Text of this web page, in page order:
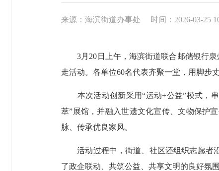
来源：海滨街道办事处 时间：2026-03-25
3月20日上午，海滨街道联合邮储银行泉
走活动。各单位60名代表齐聚一堂，用脚步
本次活动创新采用“运动+公益”模式，串
萃”展馆，并融入世遗文化宣传、文物保护
脉、传承优良家风。
活动过程中，街道、社区还组织志愿者沿
了政企联动、共筑公益、共享文明的良好氛围